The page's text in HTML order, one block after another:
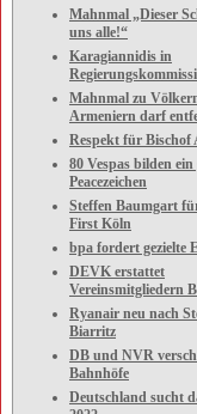
Mahnmal „Dieser
uns alle!“
Karagiannidis in
Mahnmal zu
Armeniern darf
Respekt für Bischof
80 Vespas bilden ein
Peacezeichen
Steffen Baumgart
First Köln
bpa fordert gezielte
DEVK erstattet
Vereinsmitgliedern
Ryanair neu nach
Biarritz
DB und NVR
Bahnhöfe
Deutschland sucht